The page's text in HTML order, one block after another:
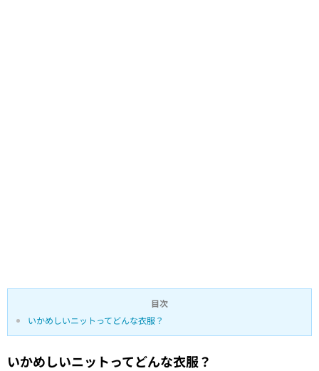
目次
いかめしいニットってどんな衣服？
いかめしいニットってどんな衣服？